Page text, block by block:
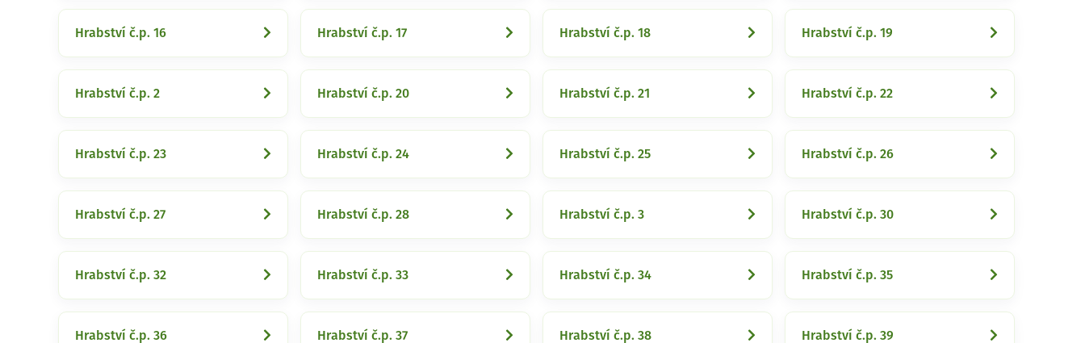
Hrabství č.p. 16 Hrabství č.p. 17 Hrabství č.p. 18 Hrabství č.p. 19
Hrabství č.p. 2 Hrabství č.p. 20 Hrabství č.p. 21 Hrabství č.p. 22
Hrabství č.p. 23 Hrabství č.p. 24 Hrabství č.p. 25 Hrabství č.p. 26
Hrabství č.p. 27 Hrabství č.p. 28 Hrabství č.p. 3 Hrabství č.p. 30
Hrabství č.p. 32 Hrabství č.p. 33 Hrabství č.p. 34 Hrabství č.p. 35
Hrabství č.p. 36 Hrabství č.p. 37 Hrabství č.p. 38 Hrabství č.p. 39